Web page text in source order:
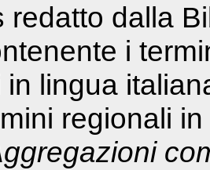
redatto dalla
i
lingua
regionali